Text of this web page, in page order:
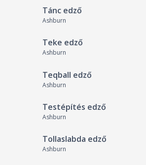
Tánc edző
Ashburn
Teke edző
Ashburn
Teqball edző
Ashburn
Testépítés edző
Ashburn
Tollaslabda edző
Ashburn